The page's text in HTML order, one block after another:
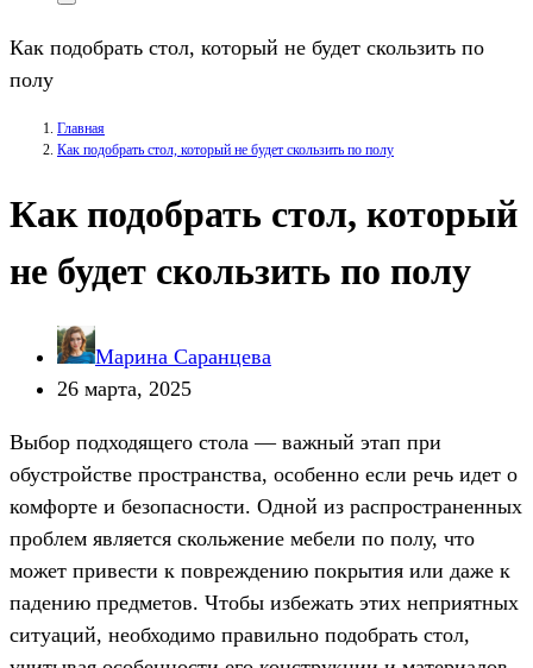
Как подобрать стол, который не будет скользить по
полу
Главная
Как подобрать стол, который не будет скользить по полу
Как подобрать стол, который
не будет скользить по полу
Марина Саранцева
26 марта, 2025
Выбор подходящего стола — важный этап при
обустройстве пространства, особенно если речь идет о
комфорте и безопасности. Одной из распространенных
проблем является скольжение мебели по полу, что
может привести к повреждению покрытия или даже к
падению предметов. Чтобы избежать этих неприятных
ситуаций, необходимо правильно подобрать стол,